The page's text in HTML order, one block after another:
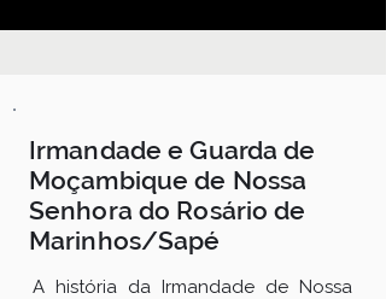
Irmandade e Guarda de
Moçambique de Nossa
Senhora do Rosário de
Marinhos/Sapé
A história da Irmandade de Nossa